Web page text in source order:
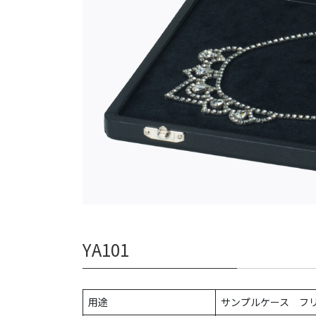
YA101
用途 サンプルケース フ